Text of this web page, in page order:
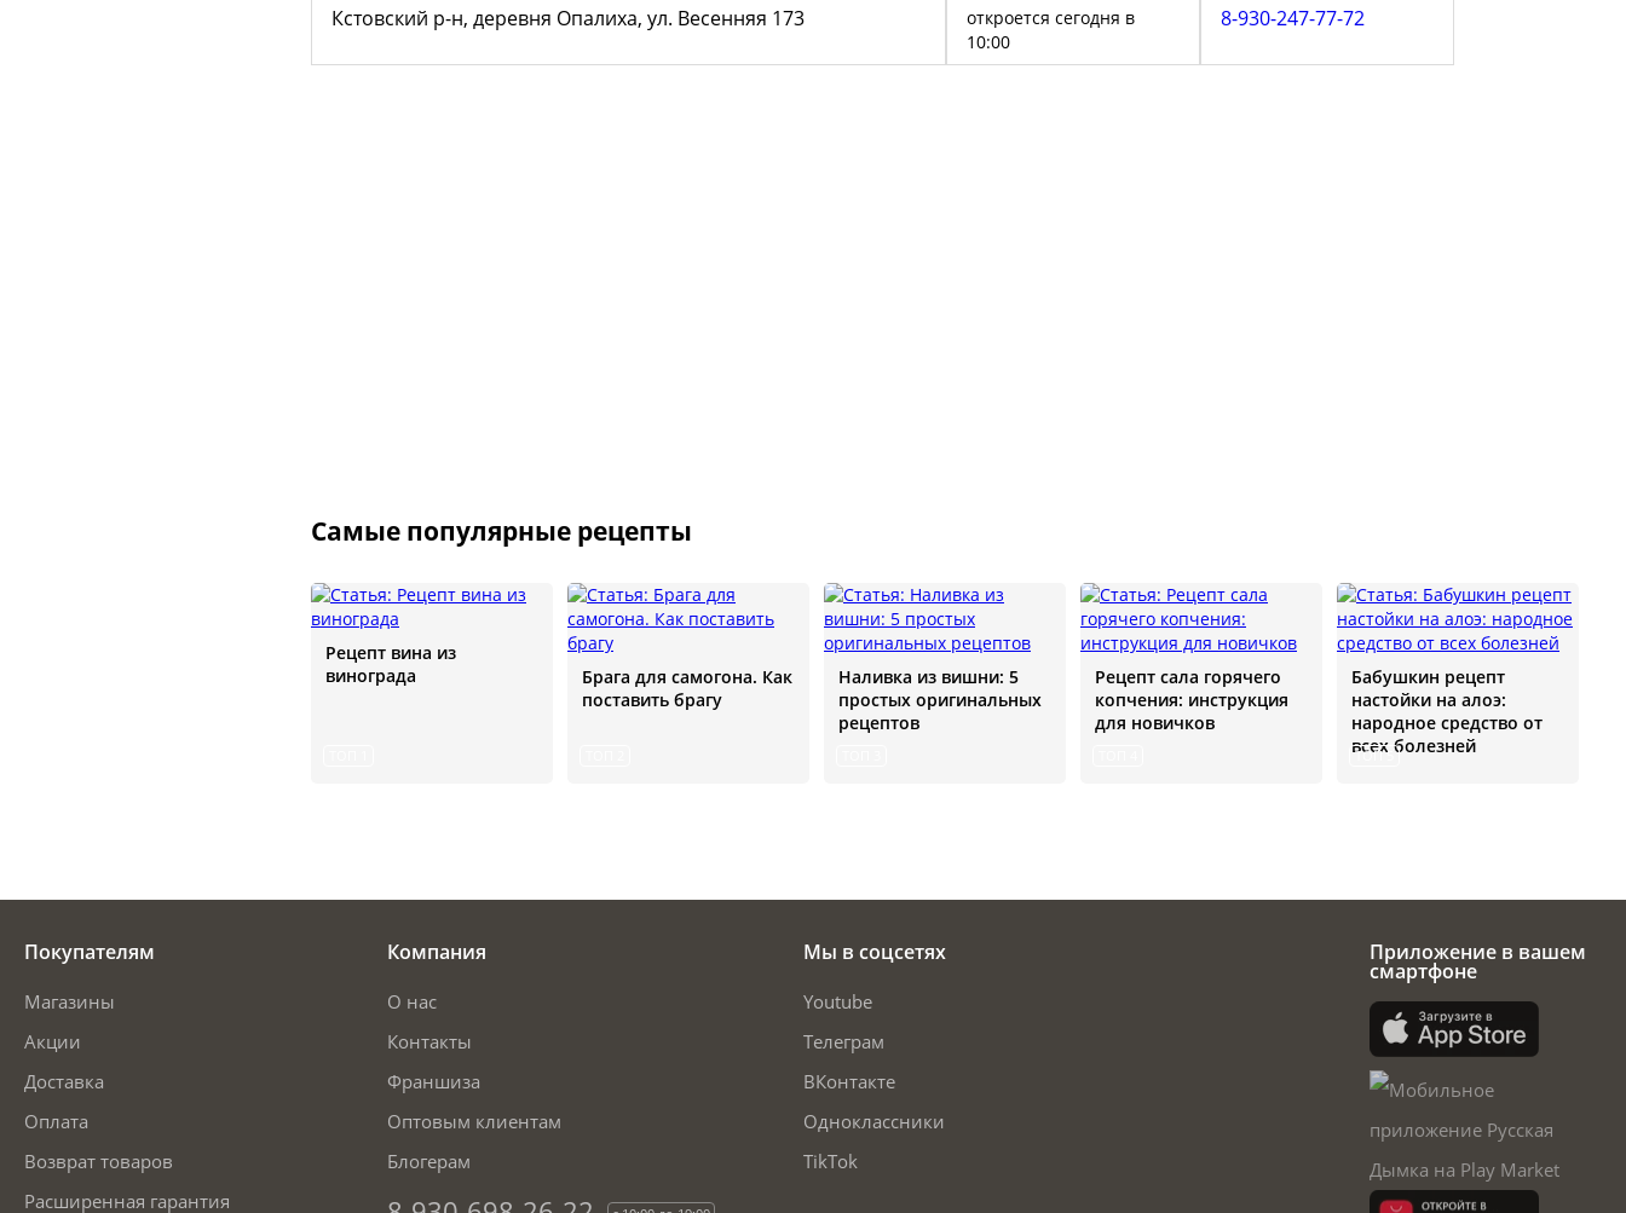
Кстовский р-н, деревня Опалиха, ул. Весенняя 173
откроется сегодня в
10:00
8-930-247-77-72
Самые популярные рецепты
Рецепт вина из
винограда
Брага для самогона. Как
поставить брагу
Наливка из вишни: 5
простых оригинальных
рецептов
Рецепт сала горячего
копчения: инструкция
для новичков
ТОП 5
Бабушкин рецепт
настойки на алоэ:
народное средство от
всех болезней
Покупателям
Магазины
Акции
Доставка
Оплата
Возврат товаров
Расширенная гарантия
Компания
О нас
Контакты
Франшиза
Оптовым клиентам
Блогерам
Мы в соцсетях
Youtube
Телеграм
ВКонтакте
Одноклассники
TikTok
Приложение в вашем
смартфоне